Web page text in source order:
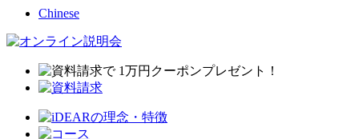
Chinese